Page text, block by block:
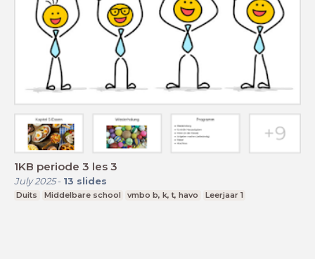
1KB periode 3 les 3
July 2025- 13 slides
Duits Middelbare school vmbo b, k, t, havo Leerjaar 1